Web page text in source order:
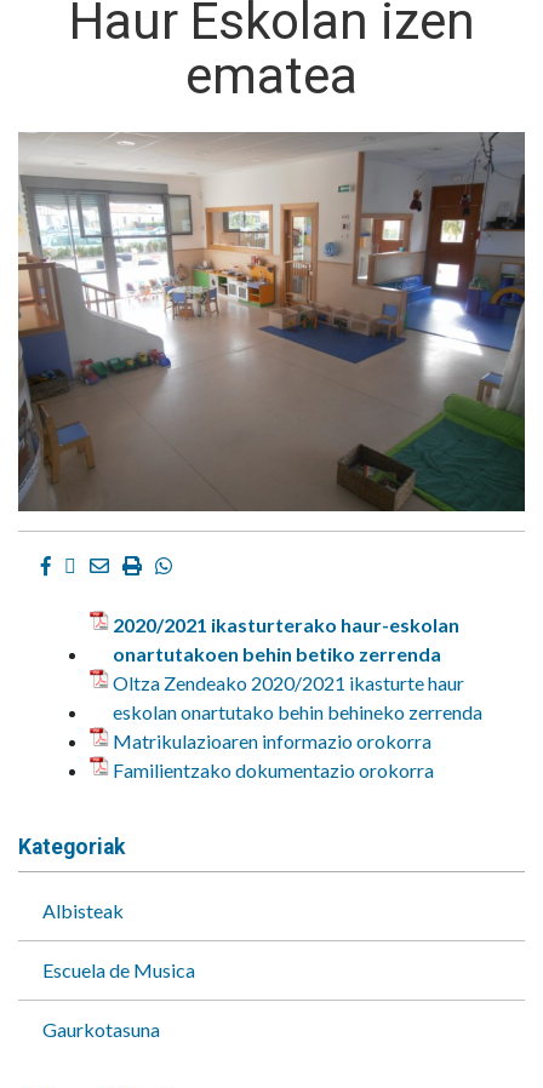
Haur Eskolan izen
ematea
Facebook
Twitter
EmailImprimirWhatsapp
2020/2021 ikasturterako haur-eskolan
onartutakoen behin betiko zerrenda
Oltza Zendeako 2020/2021 ikasturte haur
eskolan onartutako behin behineko zerrenda
Matrikulazioaren informazio orokorra
Familientzako dokumentazio orokorra
Kategoriak
Albisteak
Escuela de Musica
Gaurkotasuna